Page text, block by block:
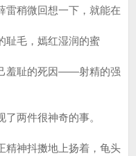
稍微回想一下，就能在
耻毛，嫣红湿润的蜜
羞耻的死因——射精的强
两件很神奇的事。
神抖擞地上扬着，龟头